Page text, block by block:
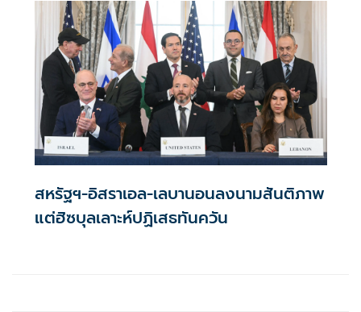
สหรัฐฯ-อิสราเอล-เลบานอนลงนามสันติภาพ
แต่ฮิซบุลเลาะห์ปฏิเสธทันควัน